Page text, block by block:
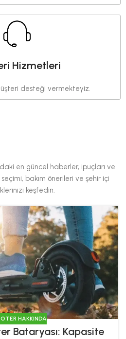
Hizmetleri
desteği vermekteyiz.
en güncel haberler, ipuçları ve
bakım önerileri ve şehir içi
keşfedin.
HAKKINDA
Bataryası: Kapasite